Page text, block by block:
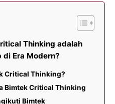
Thinking adalah
di Era Modern?
Critical Thinking?
Bimtek Critical Thinking
Bimtek